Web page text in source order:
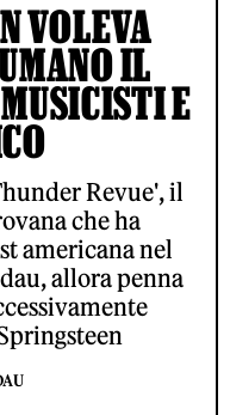
VOLEVA
IL
E
Revue', il
che ha
americana nel
allora penna